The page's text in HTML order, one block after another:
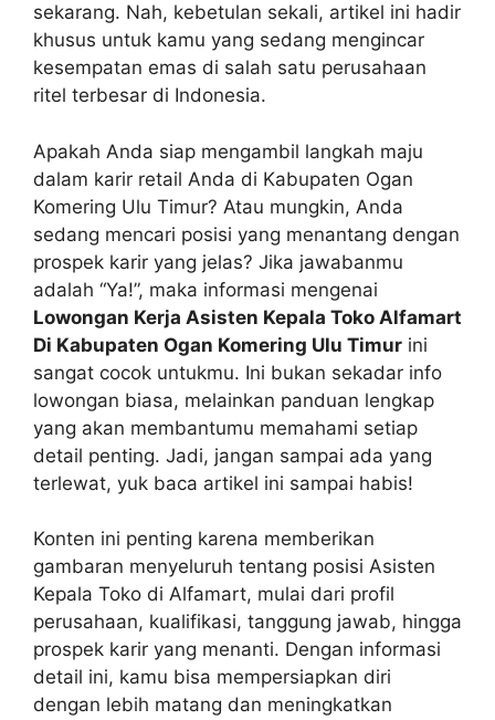
sekarang. Nah, kebetulan sekali, artikel ini hadir
khusus untuk kamu yang sedang mengincar
kesempatan emas di salah satu perusahaan
ritel terbesar di Indonesia.
Apakah Anda siap mengambil langkah maju
dalam karir retail Anda di Kabupaten Ogan
Komering Ulu Timur? Atau mungkin, Anda
sedang mencari posisi yang menantang dengan
prospek karir yang jelas? Jika jawabanmu
adalah “Ya!”, maka informasi mengenai
Lowongan Kerja Asisten Kepala Toko Alfamart
Di Kabupaten Ogan Komering Ulu Timur ini
sangat cocok untukmu. Ini bukan sekadar info
lowongan biasa, melainkan panduan lengkap
yang akan membantumu memahami setiap
detail penting. Jadi, jangan sampai ada yang
terlewat, yuk baca artikel ini sampai habis!
Konten ini penting karena memberikan
gambaran menyeluruh tentang posisi Asisten
Kepala Toko di Alfamart, mulai dari profil
perusahaan, kualifikasi, tanggung jawab, hingga
prospek karir yang menanti. Dengan informasi
detail ini, kamu bisa mempersiapkan diri
dengan lebih matang dan meningkatkan